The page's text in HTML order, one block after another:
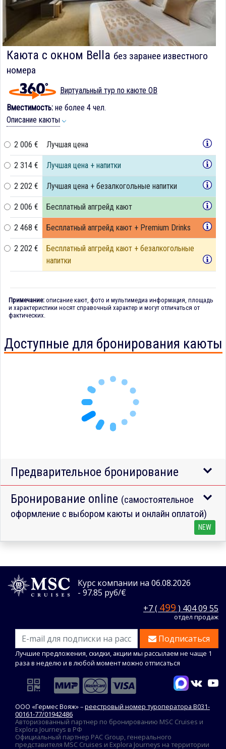
Каюта с окном Bella без заранее известного
номера
Виртуальный тур по каюте OB
Вместимость: не более 4 чел.
Описание каюты
2 006 € Лучшая цена
2 314 € Лучшая цена + напитки
2 202 € Лучшая цена + безалкогольные напитки
2 006 € Бесплатный апгрейд кают
2 468 € Бесплатный апгрейд кают + Premium Drinks
2 202 €
Бесплатный апгрейд кают + безалкогольные
напитки
Примечание: описание кают, фото и мультимедиа информация, площадь
и характеристики носят справочный характер и могут отличаться от
фактических.
Доступные для бронирования каюты
Предварительное бронирование
Бронирование online (самостоятельное
оформление с выбором каюты и онлайн оплатой)
NEW
Курс компании на 06.08.2026
- 97.85 руб/€
+7 ( 499 ) 404 09 55
отдел продаж
Подписаться
Лучшие предложения, скидки, акции мы рассылаем не чаще 1
раза в неделю и в любой момент можно отписаться
ООО «Гермес Вояж» –реестровый номер туроператора В031-
00161-77/01942486
Авторизованный партнер по бронированию MSC Cruises и
Explora Journeys в РФ
Официальный партнер PAC Group, генерального
представителя MSC Cruises и Explora Journeys на территории